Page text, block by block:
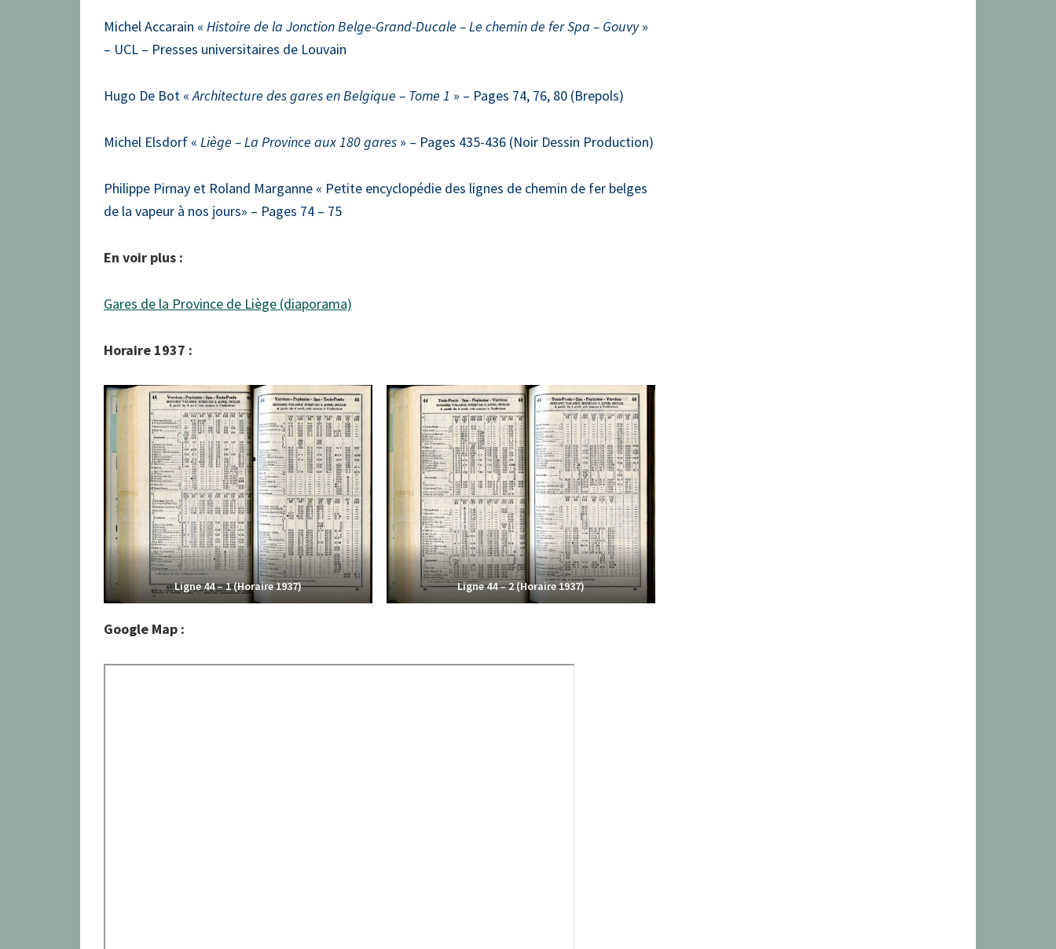
Michel Accarain « Histoire de la Jonction Belge-Grand-Ducale – Le chemin de fer Spa – Gouvy»
– UCL – Presses universitaires de Louvain
Hugo De Bot «Architecture des gares en Belgique – Tome 1 » – Pages 74, 76, 80 (Brepols)
Michel Elsdorf « Liège – La Province aux 180 gares » – Pages 435-436 (Noir Dessin Production)
Philippe Pirnay et Roland Marganne « Petite encyclopédie des lignes de chemin de fer belges
de la vapeur à nos jours» – Pages 74 – 75
En voir plus :
Gares de la Province de Liège (diaporama)
Horaire 1937 :
Ligne 44 – 1 (Horaire 1937) Ligne 44 – 2 (Horaire 1937)
Google Map :